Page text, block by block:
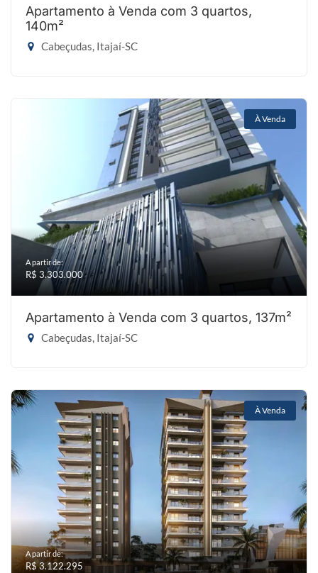
Apartamento à Venda com 3 quartos,
140m²
Cabeçudas, Itajaí-SC
À Venda
A partir de:
R$ 3.303.000
Apartamento à Venda com 3 quartos, 137m²
Cabeçudas, Itajaí-SC
À Venda
A partir de:
R$ 3.122.295